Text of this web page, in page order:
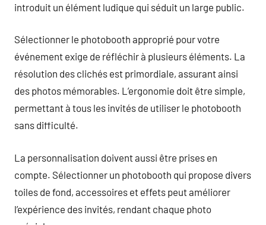
introduit un élément ludique qui séduit un large public.
Sélectionner le photobooth approprié pour votre
événement exige de réfléchir à plusieurs éléments. La
résolution des clichés est primordiale, assurant ainsi
des photos mémorables. L’ergonomie doit être simple,
permettant à tous les invités de utiliser le photobooth
sans difficulté.
La personnalisation doivent aussi être prises en
compte. Sélectionner un photobooth qui propose divers
toiles de fond, accessoires et effets peut améliorer
l’expérience des invités, rendant chaque photo